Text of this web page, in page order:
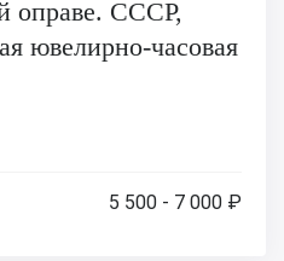
оправе. СССР,
ювелирно-часовая
5 500 - 7 000 ₽